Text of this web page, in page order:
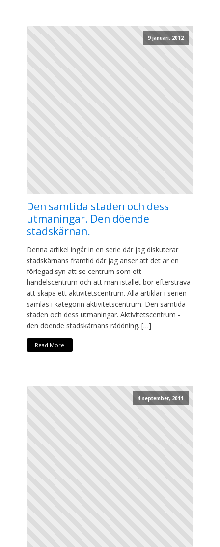
9 januari, 2012
Den samtida staden och dess
utmaningar. Den döende
stadskärnan.
Denna artikel ingår in en serie där jag diskuterar
stadskärnans framtid där jag anser att det är en
förlegad syn att se centrum som ett
handelscentrum och att man istället bör eftersträva
att skapa ett aktivitetscentrum. Alla artiklar i serien
samlas i kategorin aktivitetscentrum. Den samtida
staden och dess utmaningar. Aktivitetscentrum -
den döende stadskärnans räddning. […]
Read More
4 september, 2011